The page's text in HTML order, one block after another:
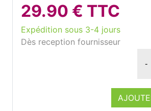
29.90 € TTC
Expédition sous 3-4 jours
Dès reception fournisseur
-